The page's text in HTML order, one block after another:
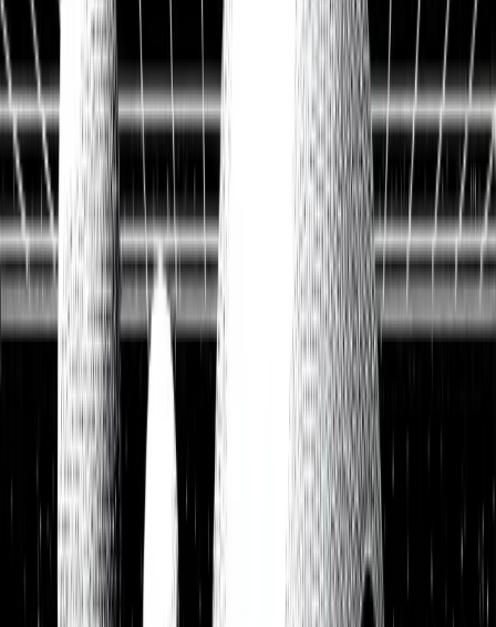
<10ms
API-Latenz
Kostenlos Aktien analysieren
Data API entdecken
Watchlist
Portfolios
1:1 Begleitung
Über uns
Einloggen
Kostenlos testen